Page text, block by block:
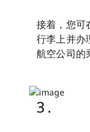
接着，您可
行李上并办
航空公司的
3.